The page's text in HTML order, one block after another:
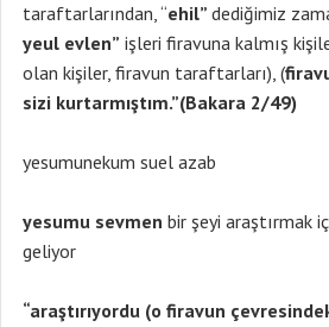
taraftarlarından, “ehil” dediğimiz
yeul evlen” işleri firavuna kalmış
olan kişiler, firavun taraftarları), (
sizi kurtarmıştım.”(Bakara 2/49)
yesumunekum suel azab
yesumu sevmen bir şeyi araştırmak
geliyor
“araştırıyordu (o firavun